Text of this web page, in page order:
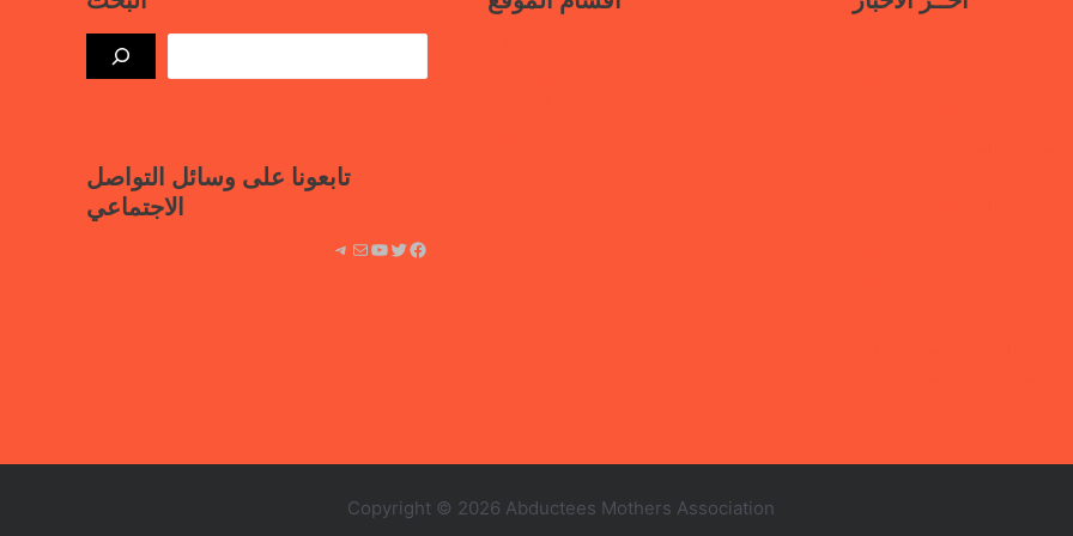
تابعونا على وسائل التواصل
الاجتماعي
فيسبوك تويتر يوتيوب بريد تيليجرام
Copyright © 2026 Abductees Mothers Association